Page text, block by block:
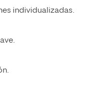
individualizadas.